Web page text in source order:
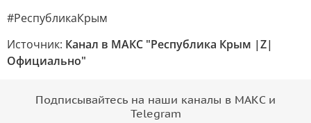
#РеспубликаКрым
Источник: Канал в МАКС "Республика Крым |Z|
Официально"
Подписывайтесь на наши каналы в МАКС и
Telegram